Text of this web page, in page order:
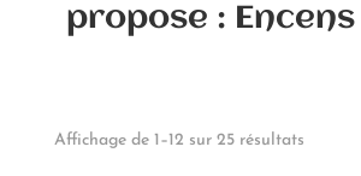
propose : Encens
Affichage de 1–12 sur 25 résultats